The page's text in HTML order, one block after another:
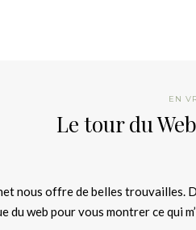
EN
Le tour du
nous offre de belles
du web pour vous montrer ce qui